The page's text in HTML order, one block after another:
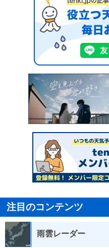
注目のコンテンツ
雨雲レーダー